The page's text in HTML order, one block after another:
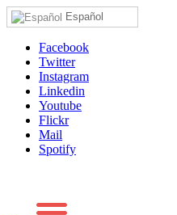
Español
Facebook
Twitter
Instagram
Linkedin
Youtube
Flickr
Mail
Spotify